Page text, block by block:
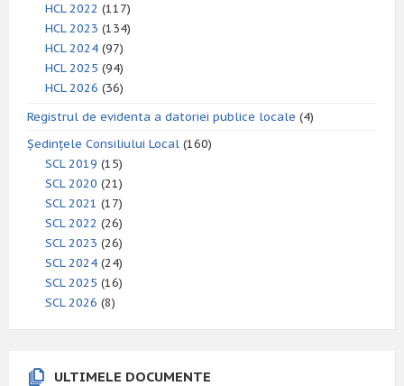
HCL 2022 (117)
HCL 2023 (134)
HCL 2024 (97)
HCL 2025 (94)
HCL 2026 (36)
Registrul de evidenta a datoriei publice locale (4)
Ședințele Consiliului Local (160)
SCL 2019 (15)
SCL 2020 (21)
SCL 2021 (17)
SCL 2022 (26)
SCL 2023 (26)
SCL 2024 (24)
SCL 2025 (16)
SCL 2026 (8)
ULTIMELE DOCUMENTE